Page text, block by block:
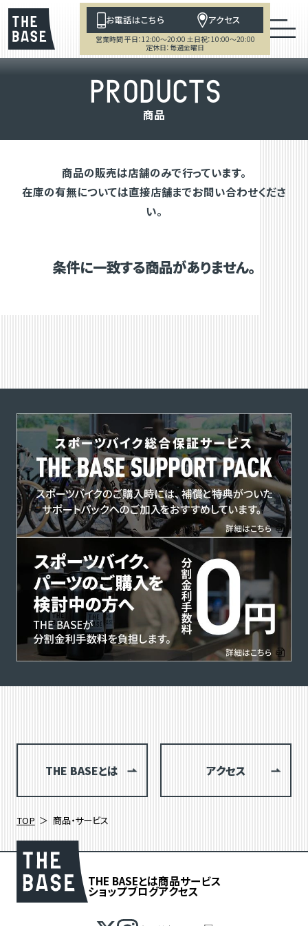
お電話はこちら アクセス
営業時間 平日：12:00～20:00 土日祝：10:00～20:00
定休日：毎週金曜日
PRODUCTS
商品
商品の販売は店舗のみで行っています。
在庫の有無については直接店舗までお問い合わせくださ
い。
条件に一致する商品がありません。
THE BASEとは アクセス
TOP 商品・サービス
THE BASEとは商品サービス
ショップブログアクセス